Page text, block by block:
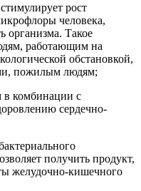
рост
человека,
организма. Такое
работающим на
обстановкой,
пожилым людям;
в комбинации с
сердечно-
получить продукт,
желудочно-кишечного